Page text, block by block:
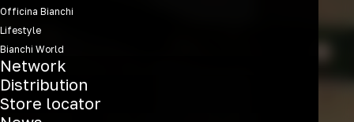
Officina Bianchi
Lifestyle
Bianchi World
Network
Distribution
Store locator